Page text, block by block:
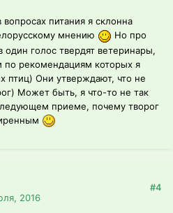
питания я склонна
мнению
Но про
голос твердят ветеринары,
по рекомендациям которых я
птиц) Они утверждают, что не
Может быть, я что-то не так
приеме, почему творог
2016
#4